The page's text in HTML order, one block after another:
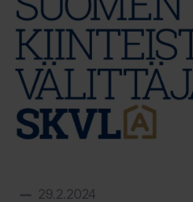
29.2.2024